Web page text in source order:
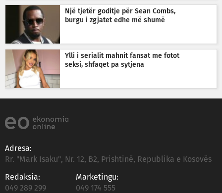
Një tjetër goditje për Sean Combs,
burgu i zgjatet edhe më shumë
Ylli i serialit mahnit fansat me fotot
seksi, shfaqet pa sytjena
Adresa:
Rr. "Mark Isaku", Nr. 12, B2, Prishtinë, Republika e Kosovës
Redaksia:
049 289 299
Marketingu:
049 174 555